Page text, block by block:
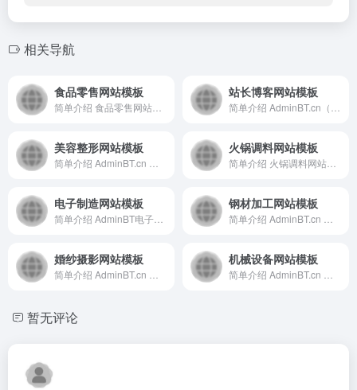
相关导航
食品零售网站模板 站长博客网站模板
美容整形网站模板 火锅调料网站模板
电子制造网站模板 钢材加工网站模板
婚纱摄影网站模板 机械设备网站模板
暂无评论